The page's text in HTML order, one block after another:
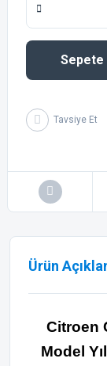
Sepete
Tavsiye Et
Ürün
Citroen
Model